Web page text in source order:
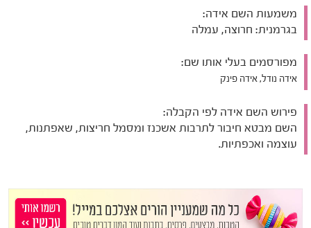
משמעות השם אידה:
בגרמנית: חרוצה, עמלה
מפורסמים בעלי אותו שם:
אידה נודל, אידה פינק
פירוש השם אידה לפי הקבלה:
השם מבטא חיבור לתרבות אשכנז ומסמל חריצות, שאפתנות,
עוצמה ואכפתיות.